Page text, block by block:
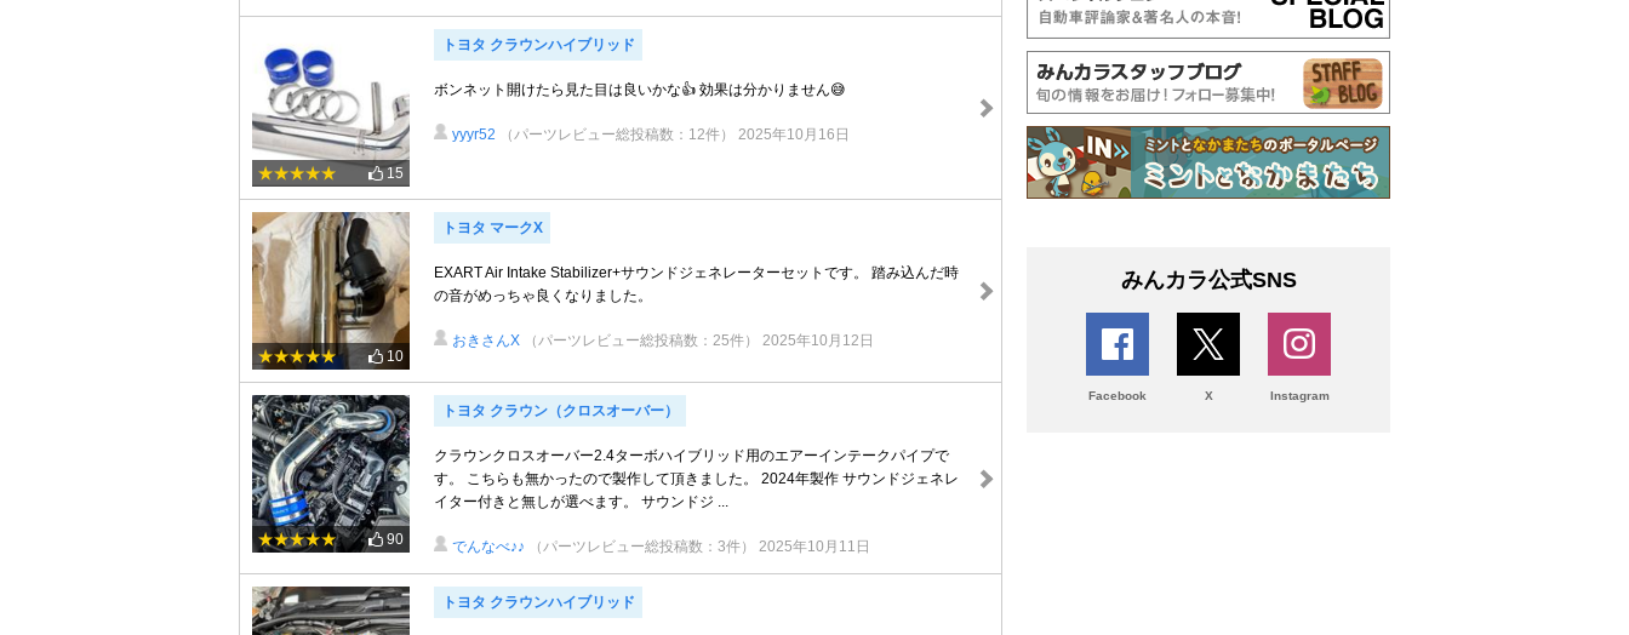
15
トヨタ クラウンハイブリッド
ボンネット開けたら見た目は良いかな👍 効果は分かりません😅
yyyr52 （パーツレビュー総投稿数：12件） 2025年10月16日
10
トヨタ マークX
EXART Air Intake Stabilizer+サウンドジェネレーターセットです。 踏み込んだ時
の音がめっちゃ良くなりました。
おきさんX （パーツレビュー総投稿数：25件） 2025年10月12日
90
トヨタ クラウン（クロスオーバー）
クラウンクロスオーバー2.4ターボハイブリッド用のエアーインテークパイプで
す。 こちらも無かったので製作して頂きました。 2024年製作 サウンドジェネレ
イター付きと無しが選べます。 サウンドジ ...
でんなべ♪♪ （パーツレビュー総投稿数：3件） 2025年10月11日
トヨタ クラウンハイブリッド
みんカラ公式SNS
Facebook X Instagram